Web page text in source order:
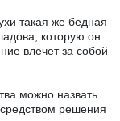
такая же бедная
которую он
влечет за собой
можно назвать
решения